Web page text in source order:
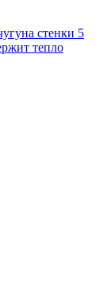
стенки 5
тепло